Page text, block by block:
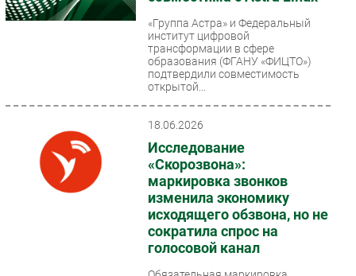
«Группа Астра» и Федеральный
институт цифровой
трансформации в сфере
образования (ФГАНУ «ФИЦТО»)
подтвердили совместимость
открытой...
18.06.2026
Исследование
«Скорозвона»:
маркировка звонков
изменила экономику
исходящего обзвона, но не
сократила спрос на
голосовой канал